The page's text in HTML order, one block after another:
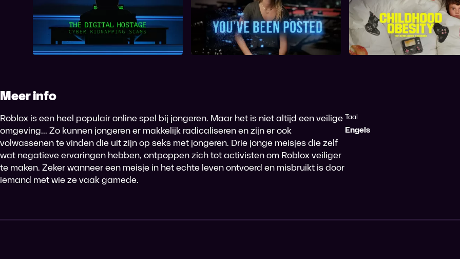
The Digital Hostage: Cyber
Kidnapping Scams
Slachtoffer van sexting
Childhood
Overlooked
Meer info
Roblox is een heel populair online spel bij jongeren. Maar het is niet altijd een veilige
omgeving... Zo kunnen jongeren er makkelijk radicaliseren en zijn er ook
volwassenen te vinden die uit zijn op seks met jongeren. Drie jonge meisjes die zelf
wat negatieve ervaringen hebben, ontpoppen zich tot activisten om Roblox veiliger
te maken. Zeker wanneer een meisje in het echte leven ontvoerd en misbruikt is door
iemand met wie ze vaak gamede.
Taal
Engels